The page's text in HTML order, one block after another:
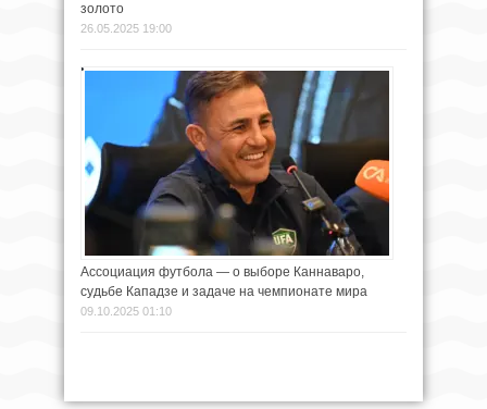
золото
26.05.2025 19:00
Ассоциация футбола — о выборе Каннаваро,
судьбе Кападзе и задаче на чемпионате мира
09.10.2025 01:10